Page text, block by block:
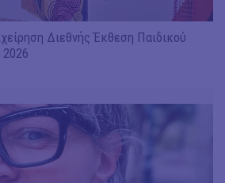
Διεθνής Έκθεση Παιδικού
2026